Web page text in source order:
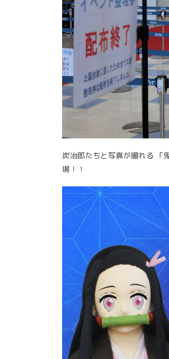
炭治郎たちと写真が撮れる 「
場！！